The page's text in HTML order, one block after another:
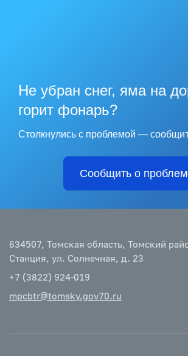
Не убран снег, яма на
горит фонарь?
Столкнулись с проблемой —
Сообщить о
634507, Томская область, Томский
Станция, ул. Солнечная, д. 23
+7 (3822) 924-019
mpcbtr@tomsky.gov70.ru